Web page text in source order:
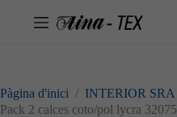
Pàgina d'inici / INTERIOR SRA
Pack 2 calces coto/pol lycra 32075